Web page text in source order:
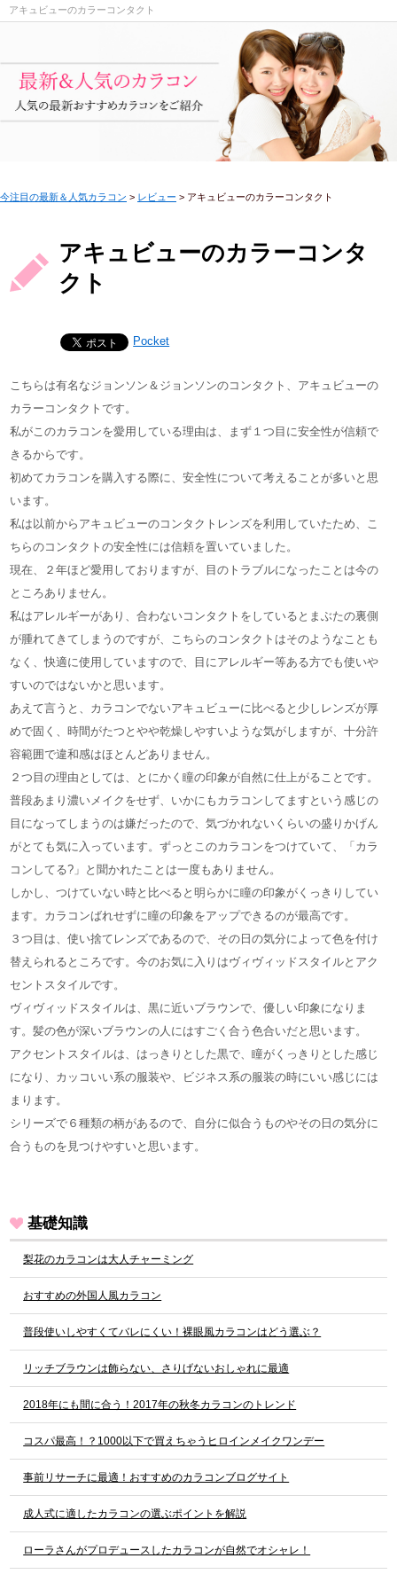
アキュビューのカラーコンタクト
今注目の最新＆人気カラコン > レビュー > アキュビューのカラーコンタクト
アキュビューのカラーコンタ
クト
Pocket
こちらは有名なジョンソン＆ジョンソンのコンタクト、アキュビューの
カラーコンタクトです。
私がこのカラコンを愛用している理由は、まず１つ目に安全性が信頼で
きるからです。
初めてカラコンを購入する際に、安全性について考えることが多いと思
います。
私は以前からアキュビューのコンタクトレンズを利用していたため、こ
ちらのコンタクトの安全性には信頼を置いていました。
現在、２年ほど愛用しておりますが、目のトラブルになったことは今の
ところありません。
私はアレルギーがあり、合わないコンタクトをしているとまぶたの裏側
が腫れてきてしまうのですが、こちらのコンタクトはそのようなことも
なく、快適に使用していますので、目にアレルギー等ある方でも使いや
すいのではないかと思います。
あえて言うと、カラコンでないアキュビューに比べると少しレンズが厚
めで固く、時間がたつとやや乾燥しやすいような気がしますが、十分許
容範囲で違和感はほとんどありません。
２つ目の理由としては、とにかく瞳の印象が自然に仕上がることです。
普段あまり濃いメイクをせず、いかにもカラコンしてますという感じの
目になってしまうのは嫌だったので、気づかれないくらいの盛りかげん
がとても気に入っています。ずっとこのカラコンをつけていて、「カラ
コンしてる?」と聞かれたことは一度もありません。
しかし、つけていない時と比べると明らかに瞳の印象がくっきりしてい
ます。カラコンばれせずに瞳の印象をアップできるのが最高です。
３つ目は、使い捨てレンズであるので、その日の気分によって色を付け
替えられるところです。今のお気に入りはヴィヴィッドスタイルとアク
セントスタイルです。
ヴィヴィッドスタイルは、黒に近いブラウンで、優しい印象になりま
す。髪の色が深いブラウンの人にはすごく合う色合いだと思います。
アクセントスタイルは、はっきりとした黒で、瞳がくっきりとした感じ
になり、カッコいい系の服装や、ビジネス系の服装の時にいい感じには
まります。
シリーズで６種類の柄があるので、自分に似合うものやその日の気分に
合うものを見つけやすいと思います。
基礎知識
梨花のカラコンは大人チャーミング
おすすめの外国人風カラコン
普段使いしやすくてバレにくい！裸眼風カラコンはどう選ぶ？
リッチブラウンは飾らない、さりげないおしゃれに最適
2018年にも間に合う！2017年の秋冬カラコンのトレンド
コスパ最高！？1000以下で買えちゃうヒロインメイクワンデー
事前リサーチに最適！おすすめのカラコンブログサイト
成人式に適したカラコンの選ぶポイントを解説
ローラさんがプロデュースしたカラコンが自然でオシャレ！